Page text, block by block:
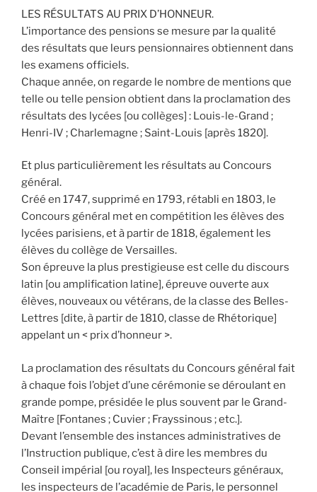
LES RÉSULTATS AU PRIX D’HONNEUR.
L’importance des pensions se mesure par la qualité
des résultats que leurs pensionnaires obtiennent dans
les examens officiels.
Chaque année, on regarde le nombre de mentions que
telle ou telle pension obtient dans la proclamation des
résultats des lycées [ou collèges] : Louis-le-Grand ;
Henri-IV ; Charlemagne ; Saint-Louis [après 1820].
Et plus particulièrement les résultats au Concours
général.
Créé en 1747, supprimé en 1793, rétabli en 1803, le
Concours général met en compétition les élèves des
lycées parisiens, et à partir de 1818, également les
élèves du collège de Versailles.
Son épreuve la plus prestigieuse est celle du discours
latin [ou amplification latine], épreuve ouverte aux
élèves, nouveaux ou vétérans, de la classe des Belles-
Lettres [dite, à partir de 1810, classe de Rhétorique]
appelant un < prix d’honneur >.
La proclamation des résultats du Concours général fait
à chaque fois l’objet d’une cérémonie se déroulant en
grande pompe, présidée le plus souvent par le Grand-
Maître [Fontanes ; Cuvier ; Frayssinous ; etc.].
Devant l’ensemble des instances administratives de
l’Instruction publique, c’est à dire les membres du
Conseil impérial [ou royal], les Inspecteurs généraux,
les inspecteurs de l’académie de Paris, le personnel